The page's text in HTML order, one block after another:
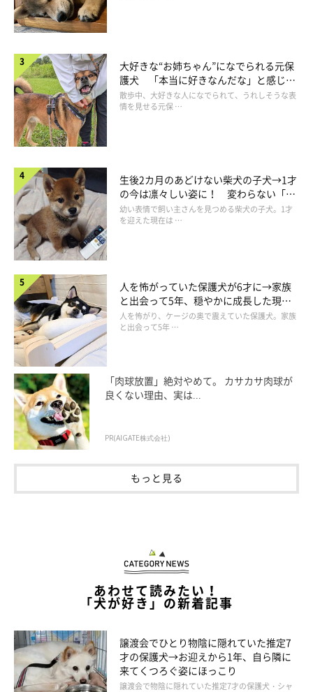
健やかに成長したぽにくんへの思い
笑顔のぽにくん。
@pony.corgi
ん。ぽにくんとの暮らしについて、こんな思いを語っていまし
「どんなことを考えているんだろうなぁ。言葉が話せたらどんな
かなぁ。そんなことを考えながら、いつも『ありがとう』と『大
大好きな“お姉ちゃん”になでられる元保
護犬 「本当に好きなんだな」と感じる
表情にほっこり
散歩中、大好きな人になでられて、うれしそうな表
情を見せる元保 …
生後2カ月のあどけない柴犬の子犬→1才
の今は凛々しい姿に！ 変わらない「く
りくりおめめ」にもほっこり
幼い表情で飼い主さんを見つめる柴犬の子犬。1才
を迎えた現在は …
人を怖がっていた保護犬が6才に→家族
と出会って5年、穏やかに成長した現在
の姿にグッとくる
人を怖がり、ケージの奥で震えていた保護犬。家族
と出会って5年 …
「肉球放置」絶対やめて。 カサカサ肉球が
良くない理由、実は...
PR(AIGATE株式会社)
もっと見る
あわせて読みたい！
「犬が好き」の新着記事
譲渡会でひとり物陰に隠れていた推定7
才の保護犬→お迎えから1年、自ら隣に
来てくつろぐ姿にほっこり
譲渡会で物陰に隠れていた推定7才の保護犬・シャ